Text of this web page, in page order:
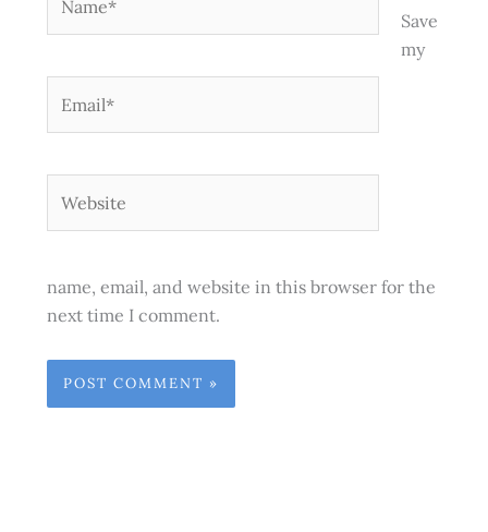
Save
my
name, email, and website in this browser for the
next time I comment.